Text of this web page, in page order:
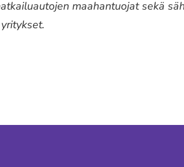
maahantuojat sekä